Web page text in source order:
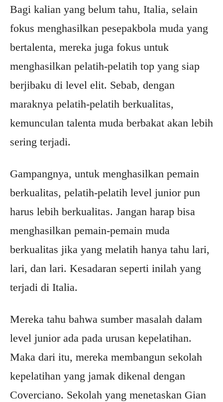
Bagi kalian yang belum tahu, Italia, selain
fokus menghasilkan pesepakbola muda yang
bertalenta, mereka juga fokus untuk
menghasilkan pelatih-pelatih top yang siap
berjibaku di level elit. Sebab, dengan
maraknya pelatih-pelatih berkualitas,
kemunculan talenta muda berbakat akan lebih
sering terjadi.
Gampangnya, untuk menghasilkan pemain
berkualitas, pelatih-pelatih level junior pun
harus lebih berkualitas. Jangan harap bisa
menghasilkan pemain-pemain muda
berkualitas jika yang melatih hanya tahu lari,
lari, dan lari. Kesadaran seperti inilah yang
terjadi di Italia.
Mereka tahu bahwa sumber masalah dalam
level junior ada pada urusan kepelatihan.
Maka dari itu, mereka membangun sekolah
kepelatihan yang jamak dikenal dengan
Coverciano. Sekolah yang menetaskan Gian